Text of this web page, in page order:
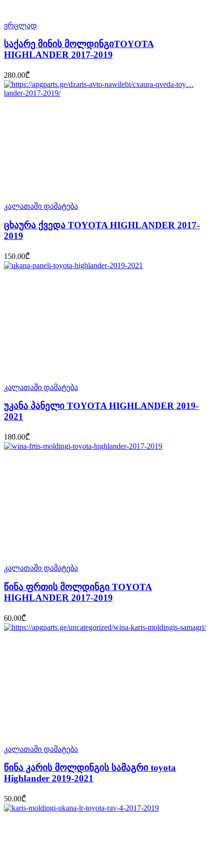
ვრცლად
საქარე მინის მოლდინგიTOYOTA
HIGHLANDER 2017-2019
280.00₾
კალათაში დამატება
ცხაურა ქვედა TOYOTA HIGHLANDER 2017-
2019
150.00₾
კალათაში დამატება
უკანა პანელი TOYOTA HIGHLANDER 2019-
2021
180.00₾
კალათაში დამატება
წინა ფრთის მოლდინგი TOYOTA
HIGHLANDER 2017-2019
60.00₾
კალათაში დამატება
წინა კარის მოლდინგის სამაგრი toyota
Highlander 2019-2021
50.00₾